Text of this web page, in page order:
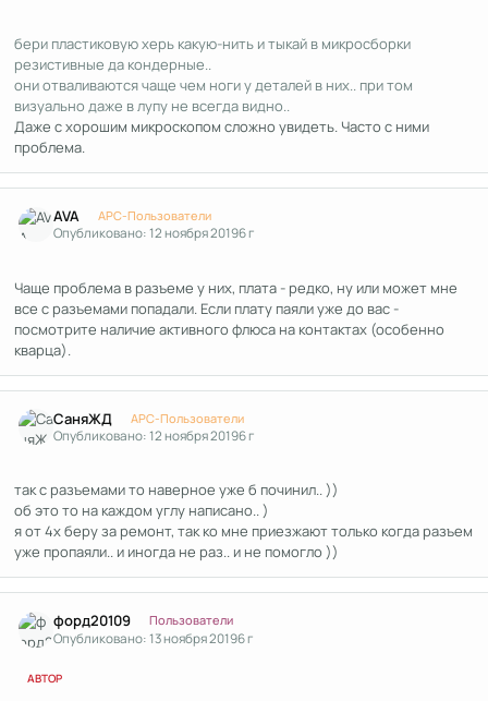
бери пластиковую херь какую-нить и тыкай в микросборки
резистивные да кондерные..
они отваливаются чаще чем ноги у деталей в них.. при том
визуально даже в лупу не всегда видно..
Даже с хорошим микроскопом сложно увидеть. Часто с ними
проблема.
AVA APC-Пользователи
Опубликовано:12 ноября 20196 г
Чаще проблема в разъеме у них, плата - редко, ну или может мне
все с разъемами попадали. Если плату паяли уже до вас -
посмотрите наличие активного флюса на контактах (особенно
кварца).
СаняЖД APC-Пользователи
Опубликовано:12 ноября 20196 г
так с разъемами то наверное уже б починил.. ))
об это то на каждом углу написано.. )
я от 4х беру за ремонт, так ко мне приезжают только когда разъем
уже пропаяли.. и иногда не раз.. и не помогло ))
форд20109 Пользователи
Опубликовано:13 ноября 20196 г
АВТОР